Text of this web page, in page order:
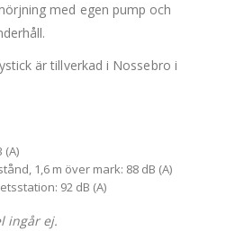
med egen pump och
är tillverkad i Nossebro i
(A)
1,6 m över mark: 88 dB (A)
92 dB (A)
ingår ej.